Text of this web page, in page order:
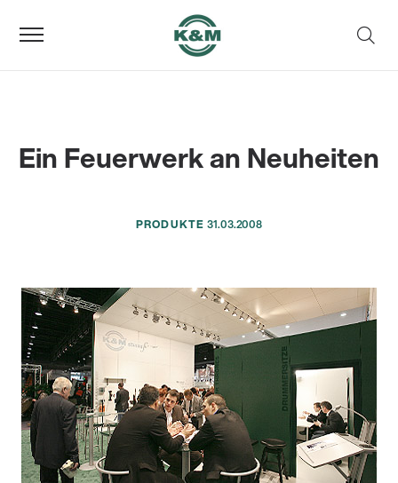
Ein Feuerwerk an Neuheiten
PRODUKTE 31.03.2008